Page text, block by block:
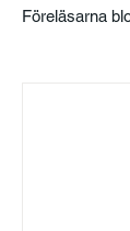
Föreläsarna
SAJ